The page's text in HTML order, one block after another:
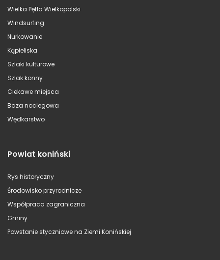
Wielka Pętla Wielkopolski
Windsurfing
Nurkowanie
Kąpieliska
Szlaki kulturowe
Szlak konny
Ciekawe miejsca
Baza noclegowa
Wędkarstwo
Powiat koniński
Rys historyczny
Środowisko przyrodnicze
Współpraca zagraniczna
Gminy
Powstanie styczniowe na Ziemi Konińskiej